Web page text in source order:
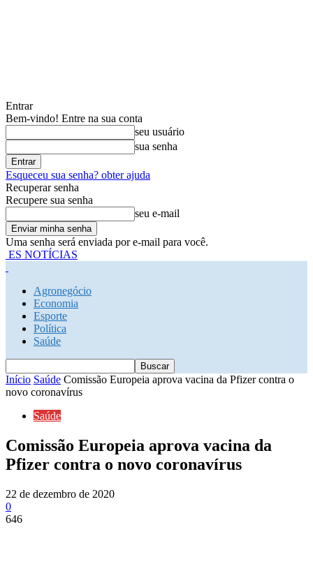
Entrar
Bem-vindo! Entre na sua conta
seu usuário
sua senha
Esqueceu sua senha? obter ajuda
Recuperar senha
Recupere sua senha
seu e-mail
Uma senha será enviada por e-mail para você.
ES NOTÍCIAS
Agronegócio
Economia
Esporte
Política
Saúde
Início Saúde Comissão Europeia aprova vacina da Pfizer contra o
novo coronavírus
Saúde
Comissão Europeia aprova vacina da
Pfizer contra o novo coronavírus
22 de dezembro de 2020
0
646